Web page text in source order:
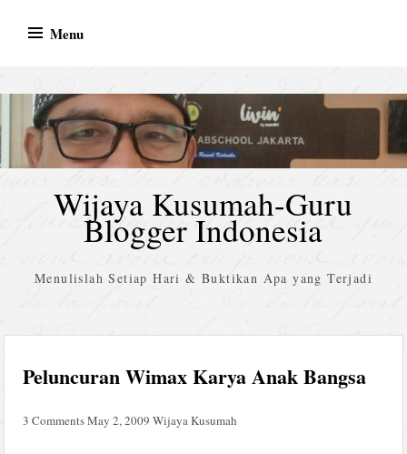
Menu
Wijaya Kusumah-Guru
Blogger Indonesia
Menulislah Setiap Hari & Buktikan Apa yang Terjadi
Peluncuran Wimax Karya Anak Bangsa
3 CommentsMay 2, 2009 Wijaya Kusumah